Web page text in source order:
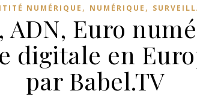
NUMÉRIQUE , NUMÉRIQUE ,
ADN, Euro
digitale en
par Babel.TV